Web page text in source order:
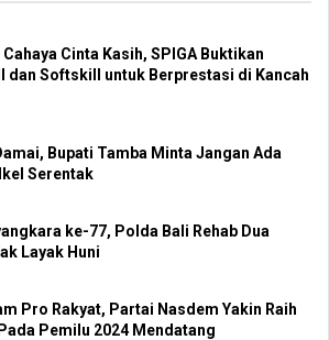
Cinta Kasih, SPIGA Buktikan
dan Softskill untuk Berprestasi di Kancah
Bupati Tamba Minta Jangan Ada
Serentak
ke-77, Polda Bali Rehab Dua
Layak Huni
Pro Rakyat, Partai Nasdem Yakin Raih
Pemilu 2024 Mendatang